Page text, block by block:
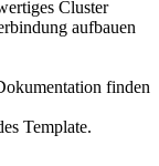
Cluster
aufbauen
finden
Template.